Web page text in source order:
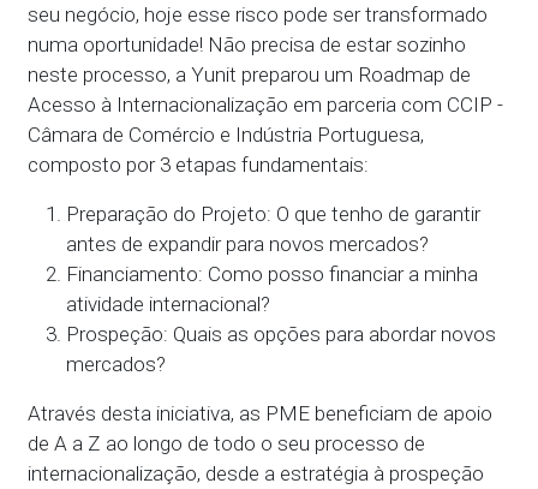
seu negócio, hoje esse risco pode ser transformado
numa oportunidade! Não precisa de estar sozinho
neste processo, a Yunit preparou um Roadmap de
Acesso à Internacionalização em parceria com CCIP -
Câmara de Comércio e Indústria Portuguesa,
composto por 3 etapas fundamentais:
Preparação do Projeto: O que tenho de garantir
antes de expandir para novos mercados?
Financiamento: Como posso financiar a minha
atividade internacional?
Prospeção: Quais as opções para abordar novos
mercados?
Através desta iniciativa, as PME beneficiam de apoio
de A a Z ao longo de todo o seu processo de
internacionalização, desde a estratégia à prospeção